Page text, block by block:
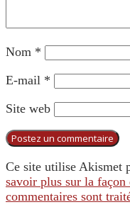
Nom *
E-mail *
Site web
Ce site utilise Akismet
savoir plus sur la façon
commentaires sont